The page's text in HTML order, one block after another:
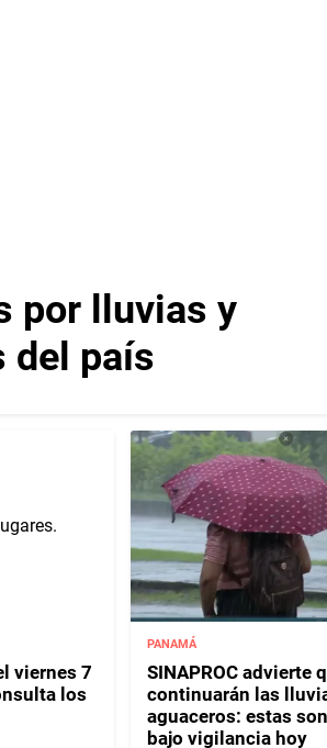
por lluvias y
del país
viernes 7
los
PANAMÁ
SINAPROC advierte
continuarán las
aguaceros: estas
bajo vigilancia hoy